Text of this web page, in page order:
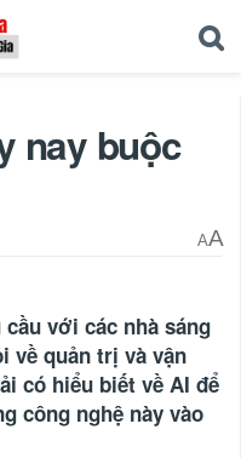
nay buộc
AA
với các nhà sáng
về quản trị và vận
có hiểu biết về AI để
công nghệ này vào